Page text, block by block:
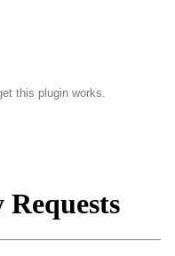
this plugin works.